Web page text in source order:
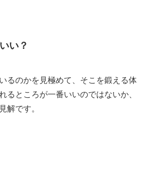
い？
るのかを見極めて、そこを鍛える体
るところが一番いいのではないか、
解です。